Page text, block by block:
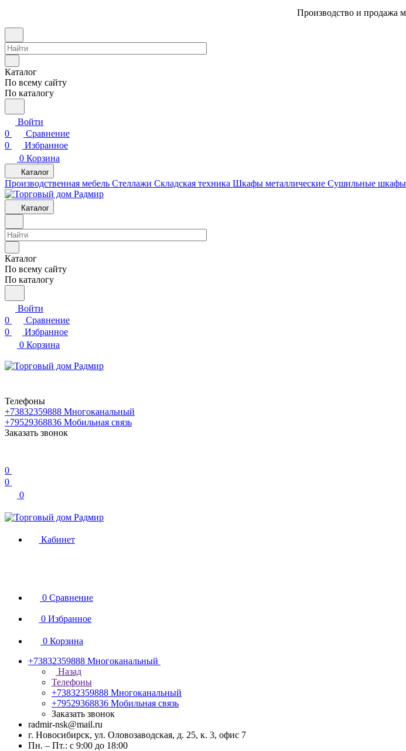
Производство и продажа
Каталог
По всему сайту
По каталогу
Войти
0
Сравнение
0
Избранное
0 Корзина
Каталог
Производственная мебель Cтеллажи Складская техника Шкафы металлические Cушильные шкафы
Каталог
Каталог
По всему сайту
По каталогу
Войти
0
Сравнение
0
Избранное
0 Корзина
Телефоны
+73832359888 Многоканальный
+79529368836 Мобильная связь
Заказать звонок
0
0
0
Кабинет
0 Сравнение
0 Избранное
0 Корзина
+73832359888 Многоканальный
Назад
Телефоны
+73832359888 Многоканальный
+79529368836 Мобильная связь
Заказать звонок
radmir-nsk@mail.ru
г. Новосибирск, ул. Оловозаводская, д. 25, к. 3, офис 7
Пн. – Пт.: с 9:00 до 18:00